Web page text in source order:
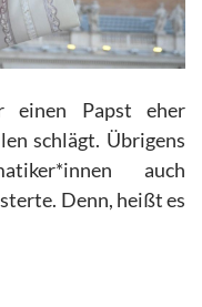
einen Papst eher
schlägt. Übrigens
auch
Denn, heißt es